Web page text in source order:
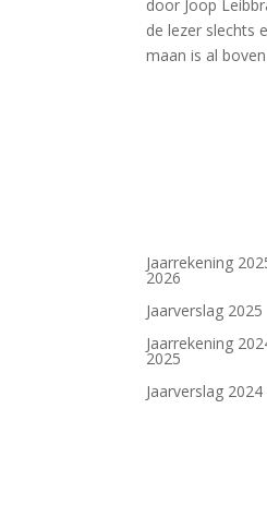
door Joop
de lezer slechts
maan is al boven
Jaarrekening
2026
Jaarverslag 2025
Jaarrekening
2025
Jaarverslag 2024